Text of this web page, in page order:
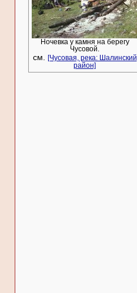
Ночевка у камня на берегу
Чусовой.
см.
[Чусовая, река: Шалинский
район]